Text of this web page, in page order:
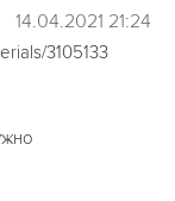
14.04.2021 21:24
3105133